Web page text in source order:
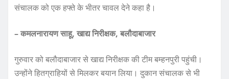
संचालक को एक हफ्ते के भीतर चावल देने कहा है।
– कमलनारायण साहू, खाद्य निरीक्षक, बलौदाबाजार
गुरुवार को बलौदाबाजार से खाद्य निरीक्षक की टीम बम्हनपुरी पहुंची।
उन्होंने हितग्राहियों से मिलकर बयान लिया। दुकान संचालक से भी